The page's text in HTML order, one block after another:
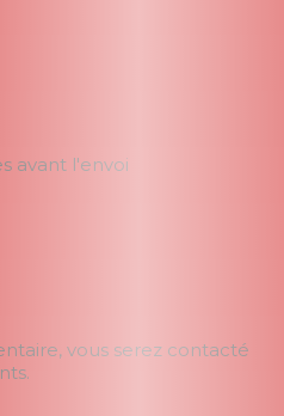
avant l'envoi
vous serez contacté